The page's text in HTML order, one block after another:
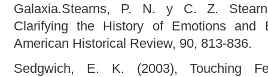
Galaxia.Stearns, P. N. y C. Z.
Clarifying the History of Emotions and
American Historical Review, 90, 813-836.
Sedgwich, E. K. (2003), Touching